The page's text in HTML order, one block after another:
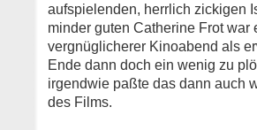
aufspielenden, herrlich zickigen
minder guten Catherine Frot war
vergnüglicherer Kinoabend als
Ende dann doch ein wenig zu
irgendwie paßte das dann auch
des Films.